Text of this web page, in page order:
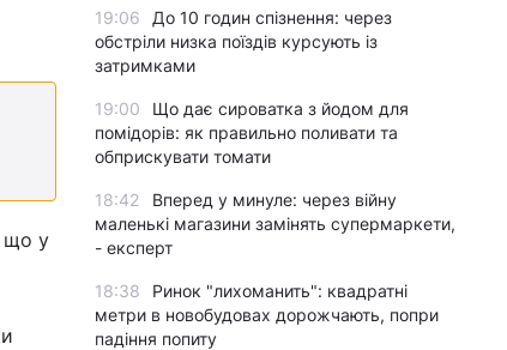
що у
19:06
До 10 годин спізнення: через
обстріли низка поїздів курсують із
затримками
19:00
Що дає сироватка з йодом для
помідорів: як правильно поливати та
обприскувати томати
18:42
Вперед у минуле: через війну
маленькі магазини замінять супермаркети,
- експерт
18:38
Ринок "лихоманить": квадратні
метри в новобудовах дорожчають, попри
падіння попиту